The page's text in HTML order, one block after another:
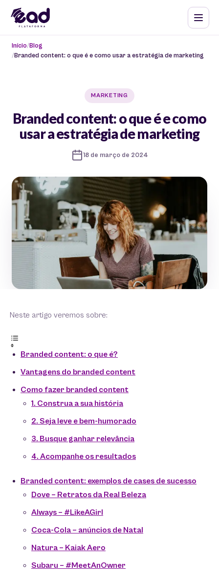
Início Blog
Branded content: o que é e como usar a estratégia de marketing
MARKETING
Branded content: o que é e como
usar a estratégia de marketing
18 de março de 2024
Neste artigo veremos sobre:
Branded content: o que é?
Vantagens do branded content
Como fazer branded content
1. Construa a sua história
2. Seja leve e bem-humorado
3. Busque ganhar relevância
4. Acompanhe os resultados
Branded content: exemplos de cases de sucesso
Dove – Retratos da Real Beleza
Always – #LikeAGirl
Coca-Cola – anúncios de Natal
Natura – Kaiak Aero
Subaru – #MeetAnOwner